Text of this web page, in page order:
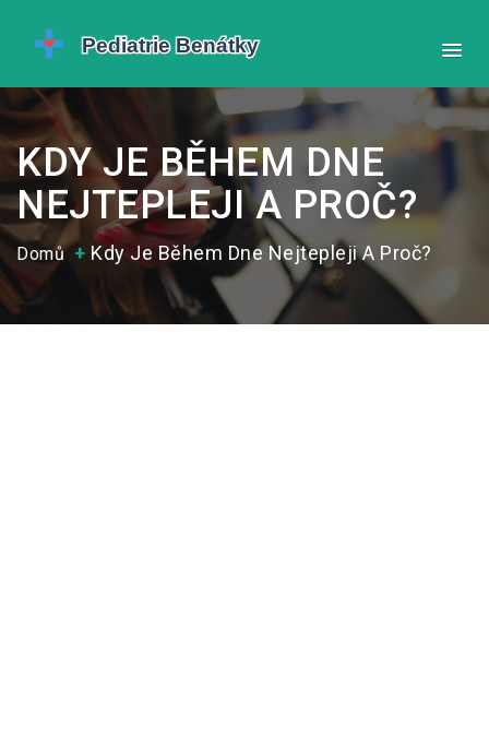
KDY JE BĚHEM DNE
NEJTEPLEJI A PROČ?
Domů Kdy Je Během Dne Nejtepleji A Proč?